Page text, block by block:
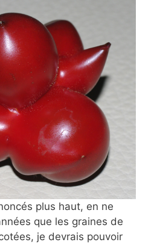
plus haut, en ne
que les graines de
je devrais pouvoir